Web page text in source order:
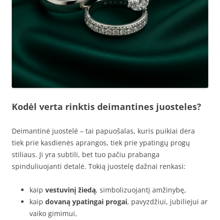
Kodėl verta rinktis deimantines juosteles?
Deimantinė juostelė – tai papuošalas, kuris puikiai dera
tiek prie kasdienės aprangos, tiek prie ypatingų progų
stiliaus. Ji yra subtili, bet tuo pačiu prabanga
spinduliuojanti detalė. Tokią juostelę dažnai renkasi:
kaip vestuvinį žiedą, simbolizuojantį amžinybę,
kaip dovaną ypatingai progai, pavyzdžiui, jubiliejui ar
vaiko gimimui,